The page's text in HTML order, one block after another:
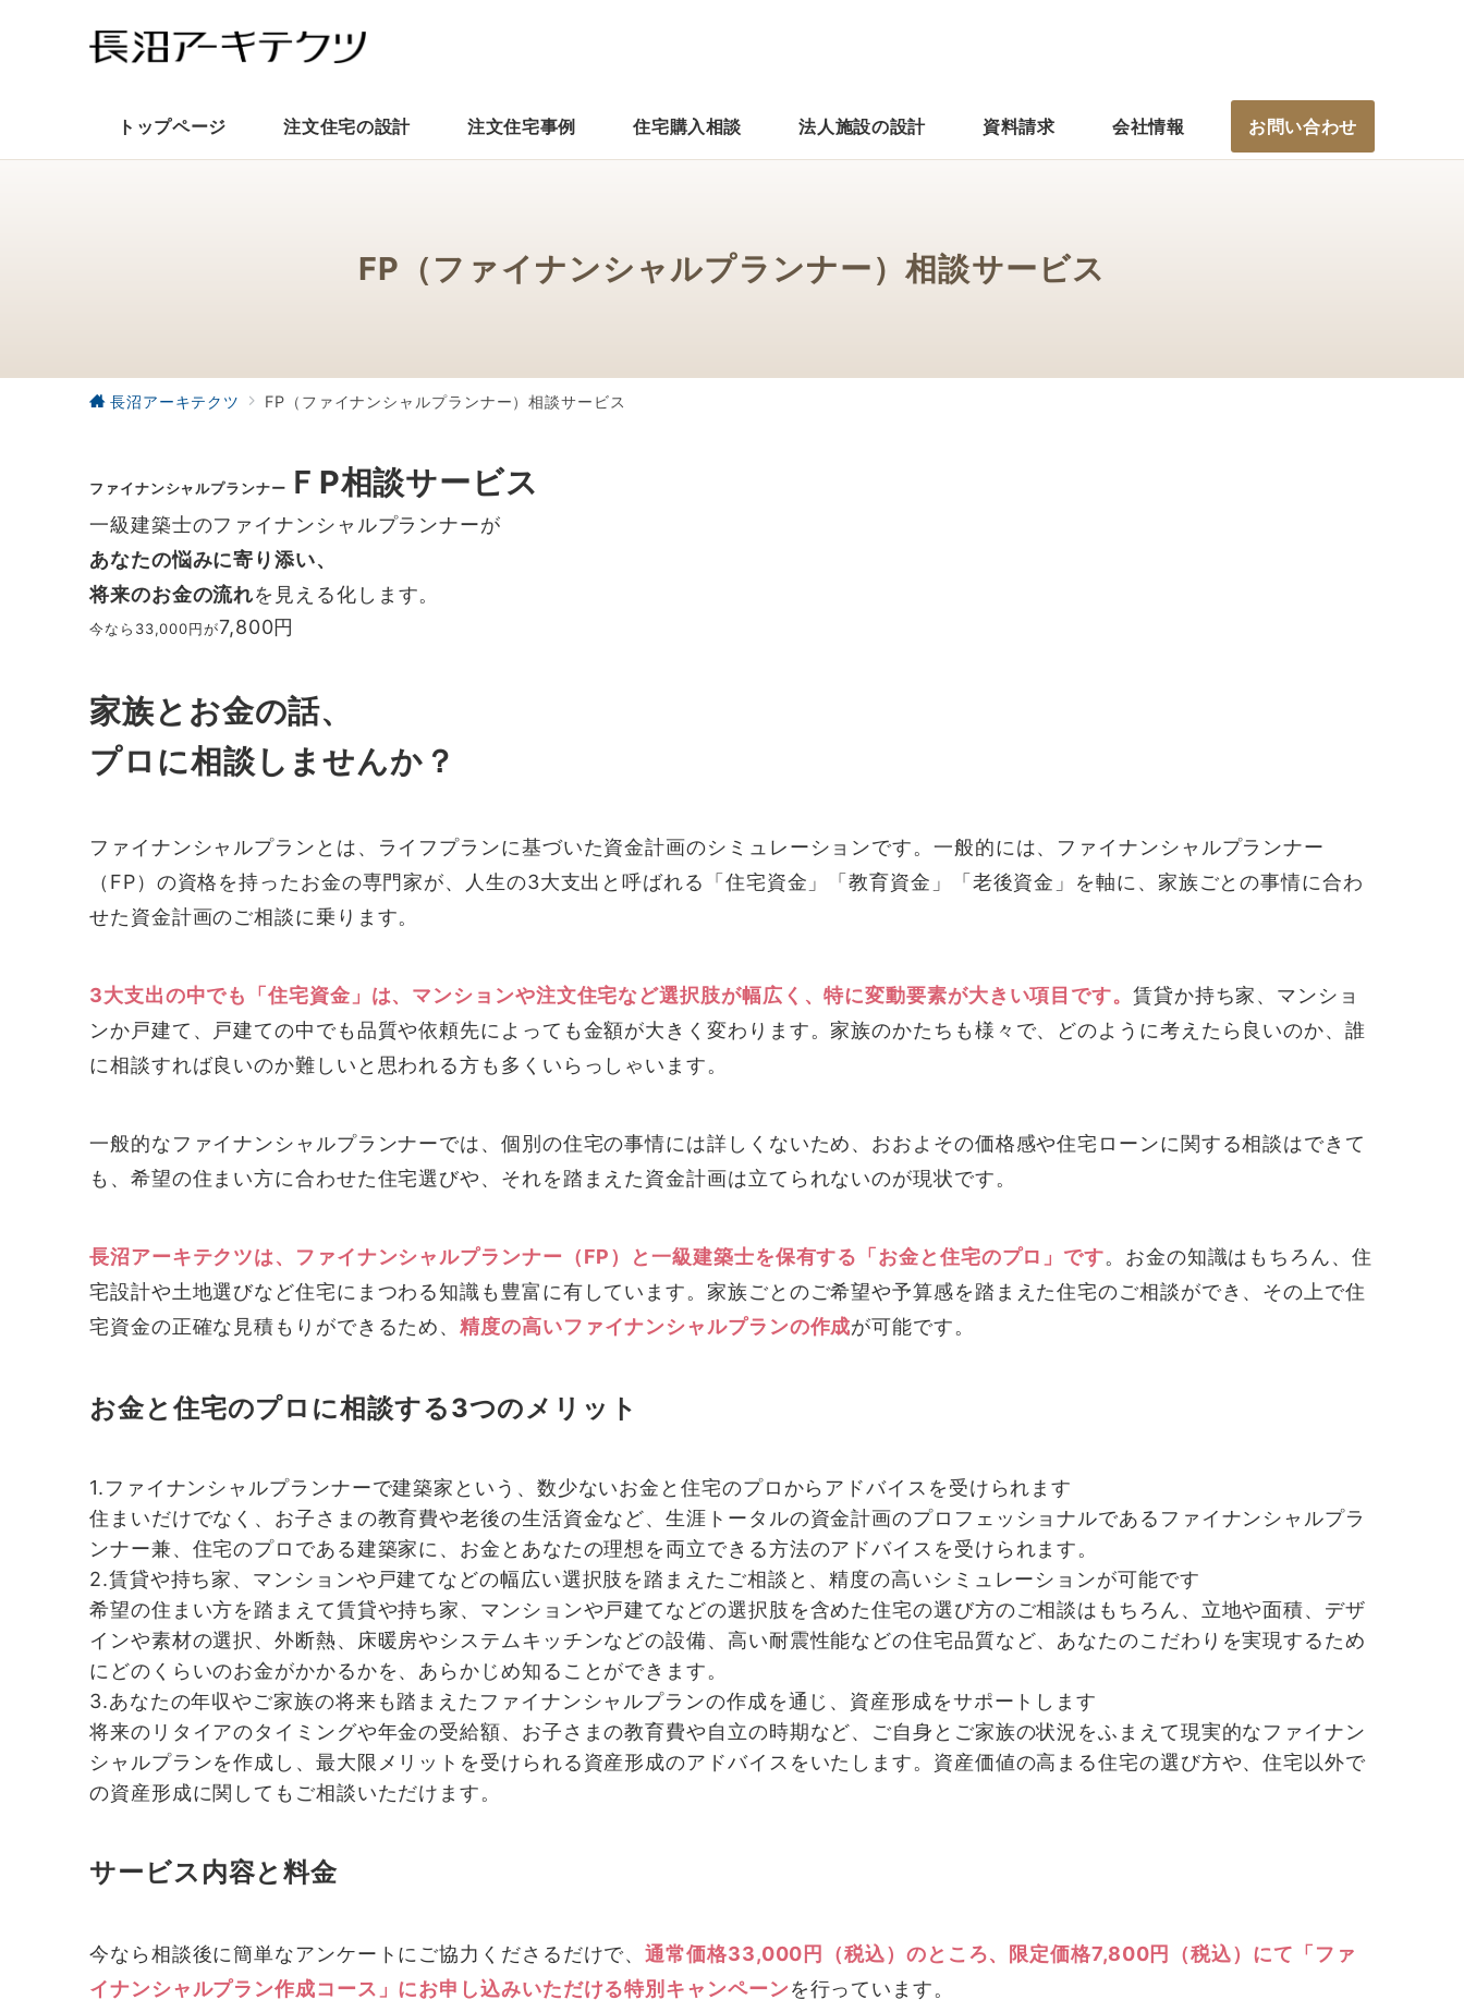
トップページ 注文住宅の設計 注文住宅事例 住宅購入相談 法人施設の設計 資料請求 会社情報 お問い合わせ
FP（ファイナンシャルプランナー）相談サービス
長沼アーキテクツ FP（ファイナンシャルプランナー）相談サービス
ファイナンシャルプランナー ＦP相談サービス
一級建築士のファイナンシャルプランナーが
あなたの悩みに寄り添い、
将来のお金の流れを見える化します。
今なら33,000円が7,800円
家族とお金の話、
プロに相談しませんか？
ファイナンシャルプランとは、ライフプランに基づいた資金計画のシミュレーションです。一般的には、ファイナンシャルプランナー
（FP）の資格を持ったお金の専門家が、人生の3大支出と呼ばれる「住宅資金」「教育資金」「老後資金」を軸に、家族ごとの事情に合わ
せた資金計画のご相談に乗ります。
3大支出の中でも「住宅資金」は、マンションや注文住宅など選択肢が幅広く、特に変動要素が大きい項目です。 賃貸か持ち家、マンショ
ンか戸建て、戸建ての中でも品質や依頼先によっても金額が大きく変わります。家族のかたちも様々で、どのように考えたら良いのか、誰
に相談すれば良いのか難しいと思われる方も多くいらっしゃいます。
一般的なファイナンシャルプランナーでは、個別の住宅の事情には詳しくないため、おおよその価格感や住宅ローンに関する相談はできて
も、希望の住まい方に合わせた住宅選びや、それを踏まえた資金計画は立てられないのが現状です。
長沼アーキテクツは、ファイナンシャルプランナー（FP）と一級建築士を保有する「お金と住宅のプロ」です。お金の知識はもちろん、住
宅設計や土地選びなど住宅にまつわる知識も豊富に有しています。家族ごとのご希望や予算感を踏まえた住宅のご相談ができ、その上で住
宅資金の正確な見積もりができるため、精度の高いファイナンシャルプランの作成が可能です。
お金と住宅のプロに相談する3つのメリット
1.ファイナンシャルプランナーで建築家という、数少ないお金と住宅のプロからアドバイスを受けられます
住まいだけでなく、お子さまの教育費や老後の生活資金など、生涯トータルの資金計画のプロフェッショナルであるファイナンシャルプラ
ンナー兼、住宅のプロである建築家に、お金とあなたの理想を両立できる方法のアドバイスを受けられます。
2.賃貸や持ち家、マンションや戸建てなどの幅広い選択肢を踏まえたご相談と、精度の高いシミュレーションが可能です
希望の住まい方を踏まえて賃貸や持ち家、マンションや戸建てなどの選択肢を含めた住宅の選び方のご相談はもちろん、立地や面積、デザ
インや素材の選択、外断熱、床暖房やシステムキッチンなどの設備、高い耐震性能などの住宅品質など、あなたのこだわりを実現するため
にどのくらいのお金がかかるかを、あらかじめ知ることができます。
3.あなたの年収やご家族の将来も踏まえたファイナンシャルプランの作成を通じ、資産形成をサポートします
将来のリタイアのタイミングや年金の受給額、お子さまの教育費や自立の時期など、ご自身とご家族の状況をふまえて現実的なファイナン
シャルプランを作成し、最大限メリットを受けられる資産形成のアドバイスをいたします。資産価値の高まる住宅の選び方や、住宅以外で
の資産形成に関してもご相談いただけます。
サービス内容と料金
今なら相談後に簡単なアンケートにご協力くださるだけで、通常価格33,000円（税込）のところ、限定価格7,800円（税込）にて「ファ
イナンシャルプラン作成コース」にお申し込みいただける特別キャンペーンを行っています。